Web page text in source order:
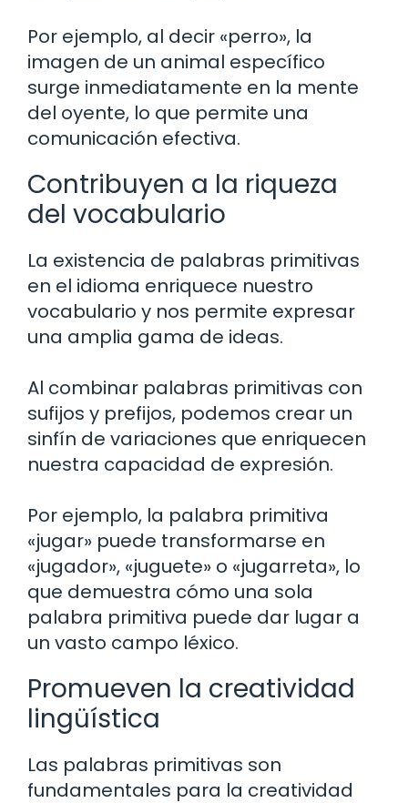
Por ejemplo, al decir «perro», la
imagen de un animal específico
surge inmediatamente en la mente
del oyente, lo que permite una
comunicación efectiva.
Contribuyen a la riqueza
del vocabulario
La existencia de palabras primitivas
en el idioma enriquece nuestro
vocabulario y nos permite expresar
una amplia gama de ideas.
Al combinar palabras primitivas con
sufijos y prefijos, podemos crear un
sinfín de variaciones que enriquecen
nuestra capacidad de expresión.
Por ejemplo, la palabra primitiva
«jugar» puede transformarse en
«jugador», «juguete» o «jugarreta», lo
que demuestra cómo una sola
palabra primitiva puede dar lugar a
un vasto campo léxico.
Promueven la creatividad
lingüística
Las palabras primitivas son
fundamentales para la creatividad